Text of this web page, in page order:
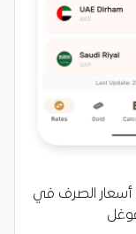
أسعار الصرف في